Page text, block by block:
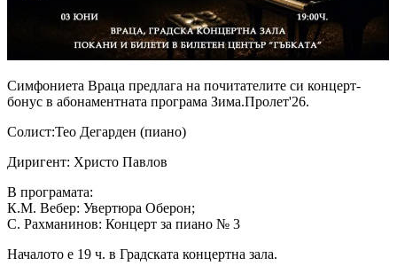
Симфониета Враца предлага на почитателите си концерт-
бонус в абонаментната програма Зима.Пролет'26.
Солист:Тео Дегарден (пиано)
Диригент: Христо Павлов
В програмата:
К.М. Вебер: Увертюра Оберон;
С. Рахманинов: Концерт за пиано № 3
Началото е 19 ч. в Градската концертна зала.